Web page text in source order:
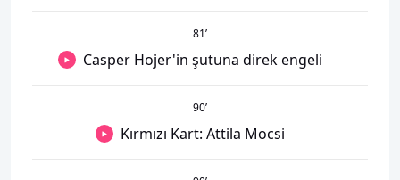
81’
Casper Hojer'in şutuna direk engeli
90’
Kırmızı Kart: Attila Mocsi